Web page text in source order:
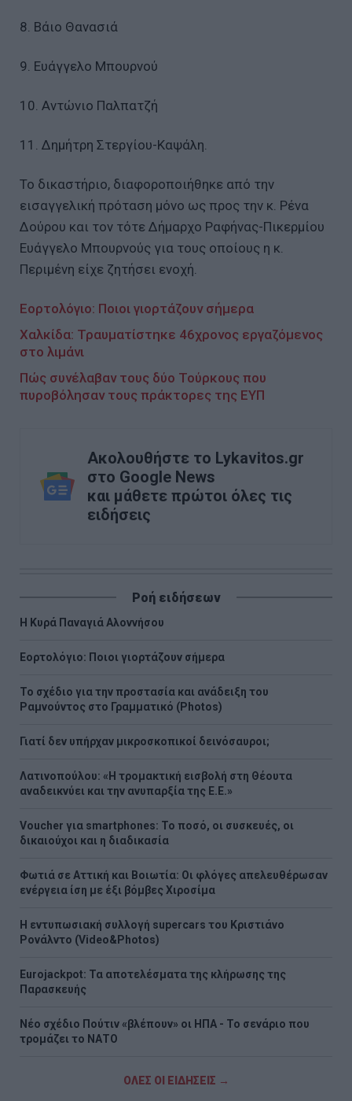
8. Βάιο Θανασιά
9. Ευάγγελο Μπουρνού
10. Αντώνιο Παλπατζή
11. Δημήτρη Στεργίου-Καψάλη.
Το δικαστήριο, διαφοροποιήθηκε από την
εισαγγελική πρόταση μόνο ως προς την κ. Ρένα
Δούρου και τον τότε Δήμαρχο Ραφήνας-Πικερμίου
Ευάγγελο Μπουρνούς για τους οποίους η κ.
Περιμένη είχε ζητήσει ενοχή.
Εορτολόγιο: Ποιοι γιορτάζουν σήμερα
Χαλκίδα: Τραυματίστηκε 46χρονος εργαζόμενος
στο λιμάνι
Πώς συνέλαβαν τους δύο Τούρκους που
πυροβόλησαν τους πράκτορες της ΕΥΠ
Ακολουθήστε το Lykavitos.gr
στο Google News
και μάθετε πρώτοι όλες τις
ειδήσεις
Ροή ειδήσεων
H Κυρά Παναγιά Αλοννήσου
Εορτολόγιο: Ποιοι γιορτάζουν σήμερα
Το σχέδιο για την προστασία και ανάδειξη του
Ραμνούντος στο Γραμματικό (Photos)
Γιατί δεν υπήρχαν μικροσκοπικοί δεινόσαυροι;
Λατινοπούλου: «Η τρομακτική εισβολή στη Θέουτα
αναδεικνύει και την ανυπαρξία της Ε.Ε.»
Voucher για smartphones: Το ποσό, οι συσκευές, οι
δικαιούχοι και η διαδικασία
Φωτιά σε Αττική και Βοιωτία: Οι φλόγες απελευθέρωσαν
ενέργεια ίση με έξι βόμβες Χιροσίμα
H εντυπωσιακή συλλογή supercars του Κριστιάνο
Ρονάλντο (Video&Photos)
Eurojackpot: Τα αποτελέσματα της κλήρωσης της
Παρασκευής
Νέο σχέδιο Πούτιν «βλέπουν» οι ΗΠΑ - Το σενάριο που
τρομάζει το ΝΑΤΟ
ΟΛΕΣ ΟΙ ΕΙΔΗΣΕΙΣ →